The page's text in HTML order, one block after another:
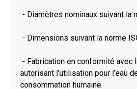
- Diamètres nominaux suivant la
- Dimensions suivant la norme
- Fabrication en conformité avec
autorisant l’utilisation pour l’eau
consommation humaine.